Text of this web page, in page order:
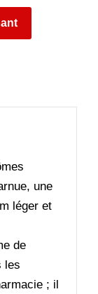
une
léger et
de
les
; il